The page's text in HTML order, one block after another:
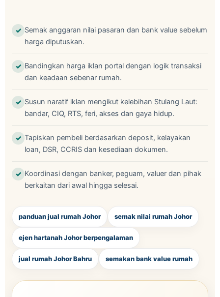
Semak anggaran nilai pasaran dan bank value sebelum
harga diputuskan.
Bandingkan harga iklan portal dengan logik transaksi
dan keadaan sebenar rumah.
Susun naratif iklan mengikut kelebihan Stulang Laut:
bandar, CIQ, RTS, feri, akses dan gaya hidup.
Tapiskan pembeli berdasarkan deposit, kelayakan
loan, DSR, CCRIS dan kesediaan dokumen.
Koordinasi dengan banker, peguam, valuer dan pihak
berkaitan dari awal hingga selesai.
panduan jual rumah Johor semak nilai rumah Johor
ejen hartanah Johor berpengalaman
jual rumah Johor Bahru semakan bank value rumah